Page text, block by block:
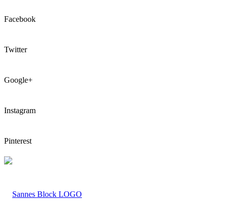
Facebook
Twitter
Google+
Instagram
Pinterest
LOGO